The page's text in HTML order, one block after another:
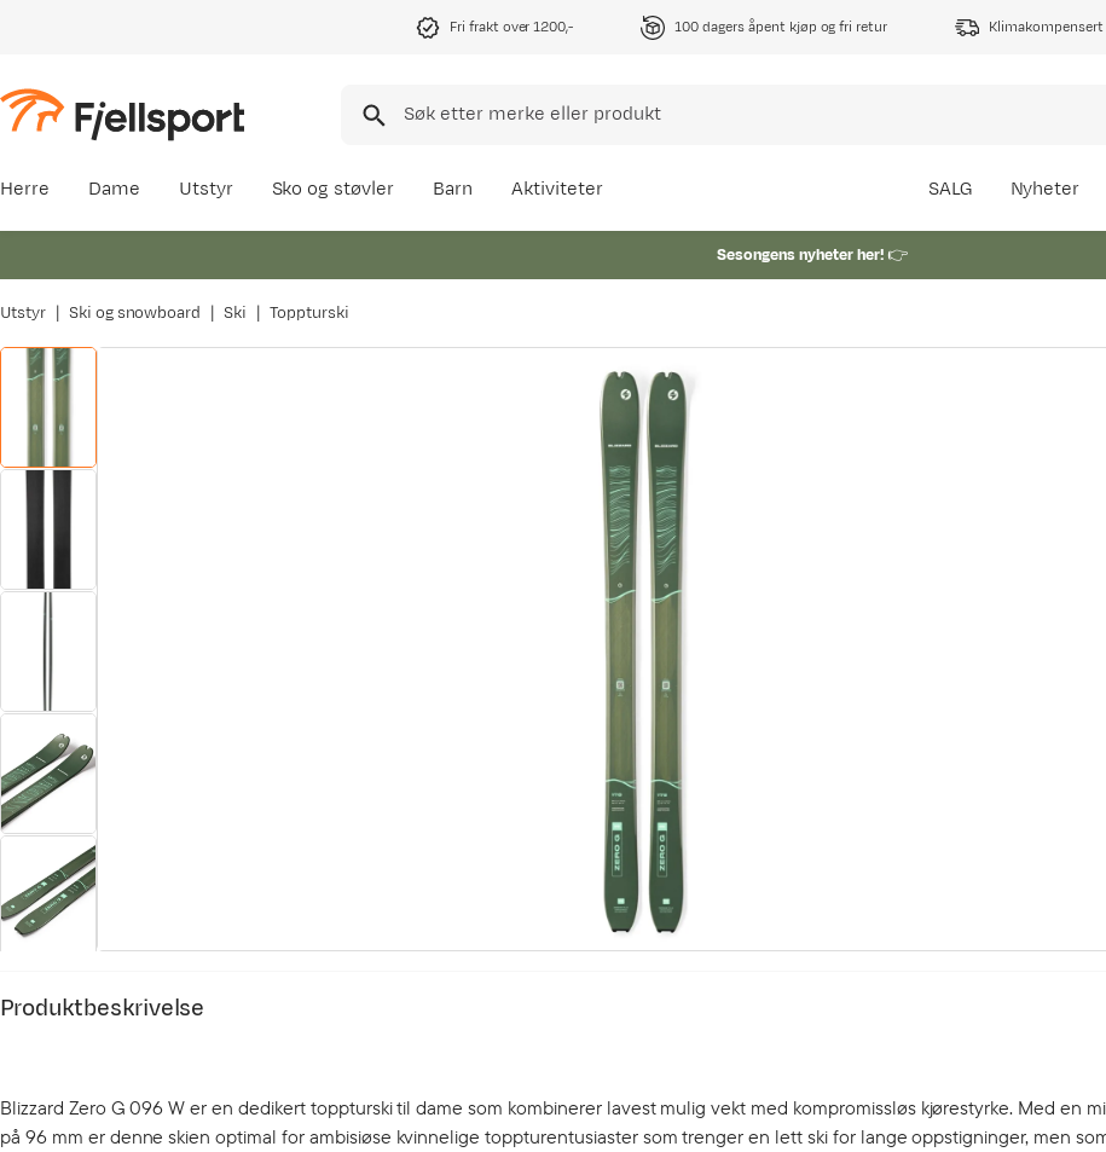
Fri frakt over 1200,- 100 dagers åpent kjøp og fri retur
Herre Dame Utstyr Sko og støvler Barn Aktiviteter SALG Nyheter
Sesongens nyheter her!👉
Utstyr Ski og snowboard Ski Toppturski
Produktbeskrivelse
Blizzard Zero G 096 W er en dedikert toppturski til dame som kombinerer lavest mulig vekt med kompromissløs kjørestyrke. Med en
på 96 mm er denne skien optimal for ambisiøse kvinnelige toppturentusiaster som trenger en lett ski for lange oppstigninger, men